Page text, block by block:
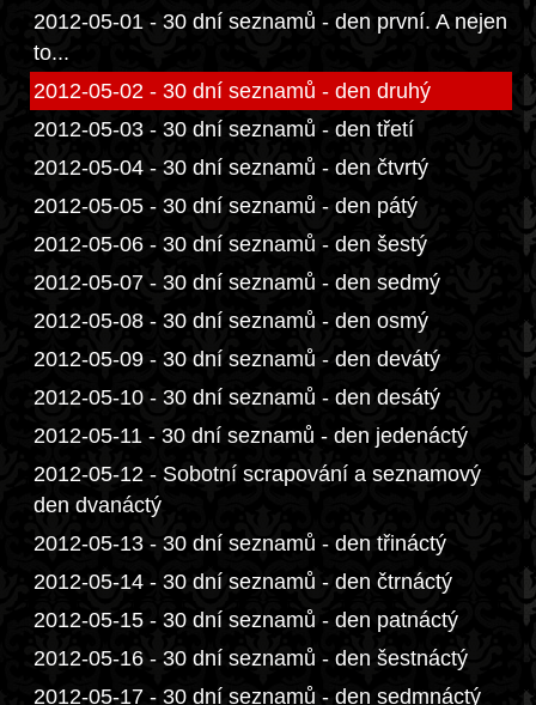
2012-05-01 - 30 dní seznamů - den první. A nejen
to...
2012-05-02 - 30 dní seznamů - den druhý
2012-05-03 - 30 dní seznamů - den třetí
2012-05-04 - 30 dní seznamů - den čtvrtý
2012-05-05 - 30 dní seznamů - den pátý
2012-05-06 - 30 dní seznamů - den šestý
2012-05-07 - 30 dní seznamů - den sedmý
2012-05-08 - 30 dní seznamů - den osmý
2012-05-09 - 30 dní seznamů - den devátý
2012-05-10 - 30 dní seznamů - den desátý
2012-05-11 - 30 dní seznamů - den jedenáctý
2012-05-12 - Sobotní scrapování a seznamový
den dvanáctý
2012-05-13 - 30 dní seznamů - den třináctý
2012-05-14 - 30 dní seznamů - den čtrnáctý
2012-05-15 - 30 dní seznamů - den patnáctý
2012-05-16 - 30 dní seznamů - den šestnáctý
2012-05-17 - 30 dní seznamů - den sedmnáctý